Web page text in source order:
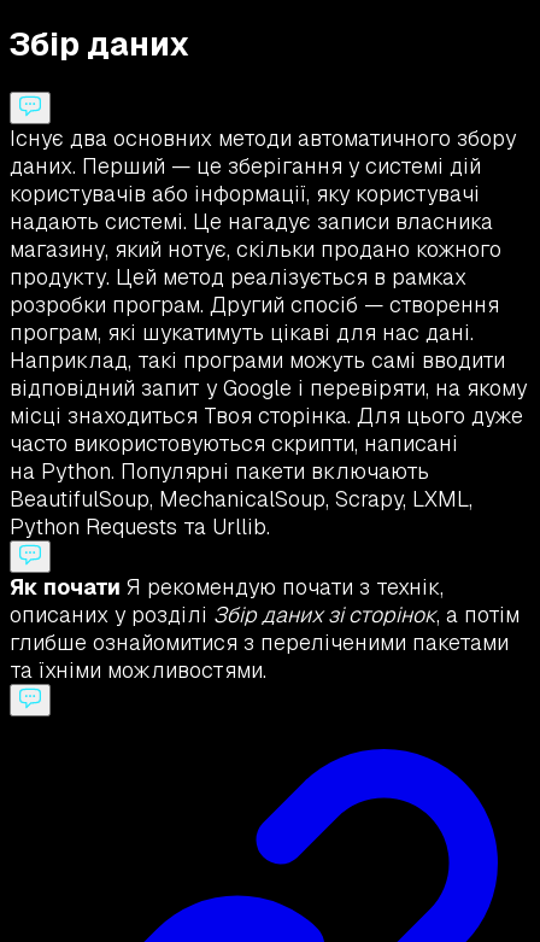
Збір даних
Існує два основних методи автоматичного збору
даних. Перший — це зберігання у системі дій
користувачів або інформації, яку користувачі
надають системі. Це нагадує записи власника
магазину, який нотує, скільки продано кожного
продукту. Цей метод реалізується в рамках
розробки програм. Другий спосіб — створення
програм, які шукатимуть цікаві для нас дані.
Наприклад, такі програми можуть самі вводити
відповідний запит у Google і перевіряти, на якому
місці знаходиться Твоя сторінка. Для цього дуже
часто використовуються скрипти, написані
на Python. Популярні пакети включають
BeautifulSoup, MechanicalSoup, Scrapy, LXML,
Python Requests та Urllib.
Як почати Я рекомендую почати з технік,
описаних у розділі Збір даних зі сторінок, а потім
глибше ознайомитися з переліченими пакетами
та їхніми можливостями.